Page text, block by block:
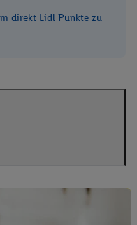
direkt Lidl Punkte zu